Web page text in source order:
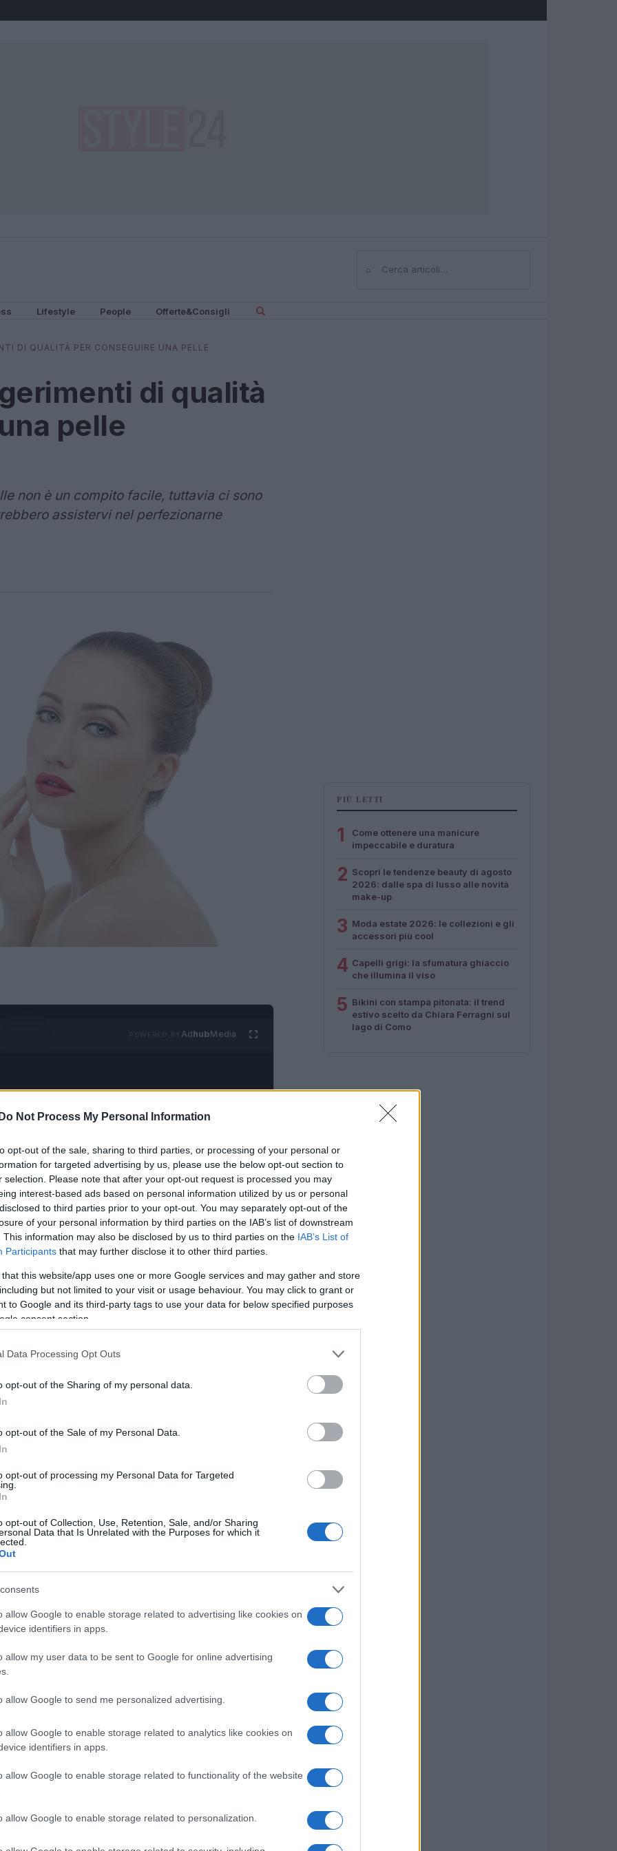
Do Not Process My Personal Information
opt-out of the sale, sharing to third parties, or processing of your personal or
for targeted advertising by us, please use the below opt-out section to
selection. Please note that after your opt-out request is processed you may
interest-based ads based on personal information utilized by us or personal
to third parties prior to your opt-out. You may separately opt-out of the
of your personal information by third parties on the IAB’s list of downstream
This information may also be disclosed by us to third parties on the IAB’s List of
Participants that may further disclose it to other third parties.
that this website/app uses one or more Google services and may gather and store
but not limited to your visit or usage behaviour. You may click to grant or
to Google and its third-party tags to use your data for below specified purposes
consent section.
Data Processing Opt Outs
opt-out of the Sharing of my personal data.
opt-out of the Sale of my Personal Data.
opt-out of processing my Personal Data for Targeted
opt-out of Collection, Use, Retention, Sale, and/or Sharing
Data that Is Unrelated with the Purposes for which it
allow Google to enable storage related to advertising like cookies on
identifiers in apps.
allow my user data to be sent to Google for online advertising
allow Google to send me personalized advertising.
allow Google to enable storage related to analytics like cookies on
identifiers in apps.
allow Google to enable storage related to functionality of the website
allow Google to enable storage related to personalization.
⌕Cerca
Lifestyle People Offerte&Consigli
DI QUALITÀ PER CONSEGUIRE UNA PELLE
di qualità
pelle
non è un compito facile, tuttavia ci sono
assistervi nel perfezionarne
AdhubMedia
dagli agenti ambientali esterni e ci consente
il tatto. Mantenere una pelle perfetta
non è semplice a causa del legame tra
Vari fattori possono danneggiare la pelle
disidratazione, il fumo, una dieta non
alcuni consigli utili per mantenere una
levigata
di uno stile di vita poco sano. La
portare alla comparsa di cellulite e pelle a
ipercalorica non fanno bene alla salute della
per la bellezza, l’uso moderato e
la differenza. Preferite quelli naturali e evitate
dannose.
preservare una pelle perfetta. È
industrializzati e integrare la dieta con
ricchi di omega 3, come il salmone, il
per migliorare la circolazione del sangue.
a mantenere la pelle giovane e a resistere
PIÙ LETTI
1
Come ottenere una manicure
impeccabile e duratura
2 Scopri le tendenze beauty di agosto
2026: dalle spa di lusso alle novità
make-up
3 Moda estate 2026: le collezioni e gli
accessori più cool
4 Capelli grigi: la sfumatura ghiaccio
che illumina il viso
5 Bikini con stampa pitonata: il trend
estivo scelto da Chiara Ferragni sul
lago di Como